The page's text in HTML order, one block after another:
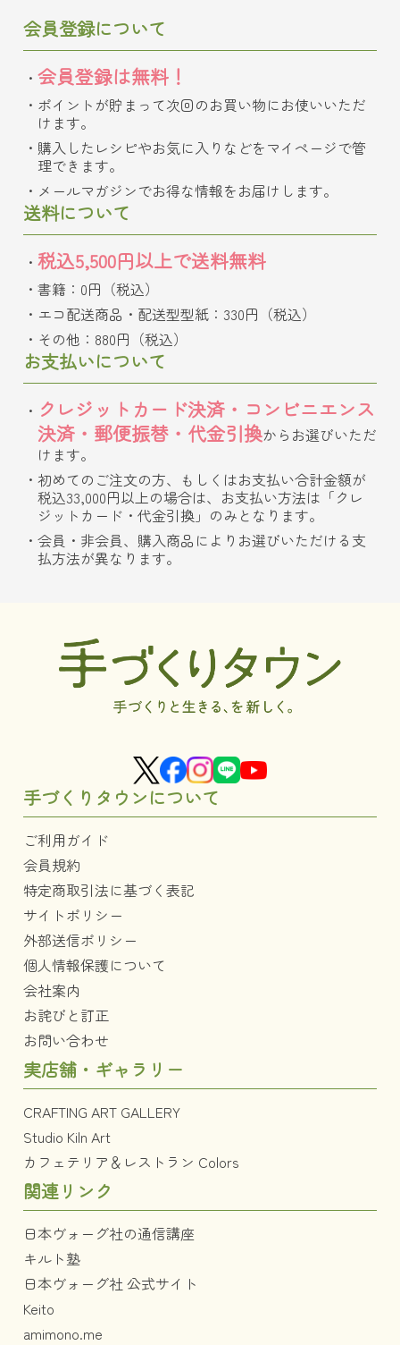
会員登録について
会員登録は無料！
ポイントが貯まって次回のお買い物にお使いいただ
けます。
購入したレシピやお気に入りなどをマイページで管
理できます。
メールマガジンでお得な情報をお届けします。
送料について
税込5,500円以上で送料無料
書籍：0円（税込）
エコ配送商品・配送型型紙：330円（税込）
その他：880円（税込）
お支払いについて
クレジットカード決済・コンビニエンス
決済・郵便振替・代金引換からお選びいただ
けます。
初めてのご注文の方、もしくはお支払い合計金額が
税込33,000円以上の場合は、お支払い方法は「クレ
ジットカード・代金引換」のみとなります。
会員・非会員、購入商品によりお選びいただける支
払方法が異なります。
手づくりタウンについて
ご利用ガイド
会員規約
特定商取引法に基づく表記
サイトポリシー
外部送信ポリシー
個人情報保護について
会社案内
お詫びと訂正
お問い合わせ
実店舗・ギャラリー
CRAFTING ART GALLERY
Studio Kiln Art
カフェテリア＆レストラン Colors
関連リンク
日本ヴォーグ社の通信講座
キルト塾
日本ヴォーグ社 公式サイト
Keito
amimono.me